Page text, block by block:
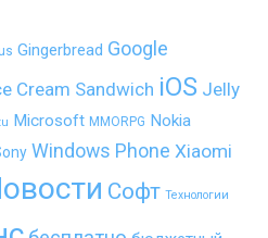
Gingerbread Google
Cream Sandwich iOS Jelly
Microsoft MMORPG Nokia
Windows Phone Xiaomi
Софт Технологии